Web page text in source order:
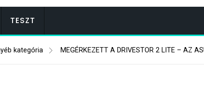
TESZT
kategória MEGÉRKEZETT A DRIVESTOR 2 LITE – AZ